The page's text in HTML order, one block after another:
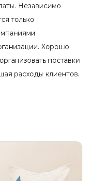
Независимо
только
Хорошо
поставки
расходы клиентов.